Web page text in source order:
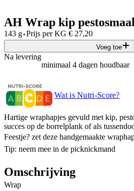
AH Wrap kip
143 g·Prijs per KG € 27,20
Voeg toe
Na levering
minimaal 4 dagen houdbaar
Wat is Nutri-Score?
Hartige wraphapjes gevuld met kip,
succes op de borrelplank of als
Feestje? zet deze handgemaakte
Tip: neem mee in de picknickmand
Omschrijving
Wrap